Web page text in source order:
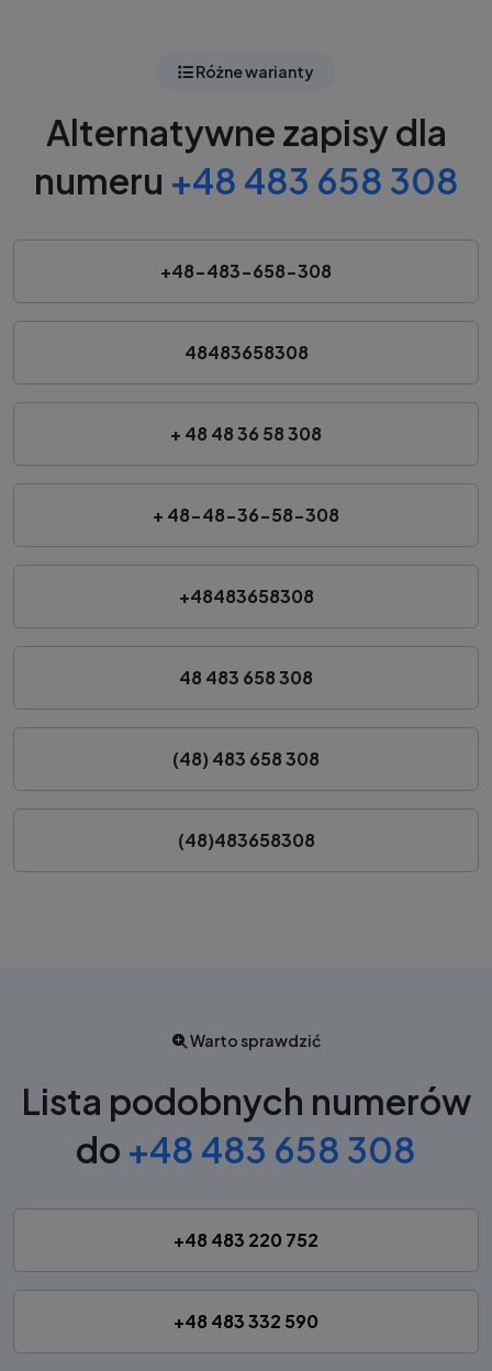
Różne warianty
Alternatywne zapisy dla
numeru +48 483 658 308
+48-483-658-308
48483658308
+ 48 48 36 58 308
+ 48-48-36-58-308
+48483658308
48 483 658 308
(48) 483 658 308
(48)483658308
Warto sprawdzić
Lista podobnych numerów
do +48 483 658 308
+48 483 220 752
+48 483 332 590